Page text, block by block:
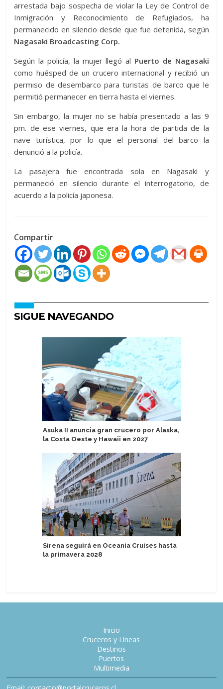
arrestada bajo sospecha de violar la Ley de Control de
Inmigración y Reconocimiento de Refugiados, ha
permanecido en silencio desde que fue detenida, según
Nagasaki Broadcasting Corp.
Según la policía, la mujer llegó al Puerto de Nagasaki
como huésped de un crucero internacional y recibió un
permiso de desembarco para turistas de barco que le
permitió permanecer en tierra hasta el viernes.
Sin embargo, la mujer no se había presentado a las 9
pm. de ese viernes, que era la hora de partida de la
nave turística, por lo que el personal del barco la
denunció a la policía.
La pasajera fue encontrada sola en Nagasaki y
permaneció en silencio durante el interrogatorio, de
acuerdo a la policía japonesa.
Compartir
SIGUE NAVEGANDO
Asuka II anuncia gran crucero por Alaska,
la Costa Oeste y Hawaii en 2027
Sirena seguirá en Oceania Cruises hasta
la primavera 2028
Inicio
Cruceros y Líneas
Destinos
Puertos
Multimedia